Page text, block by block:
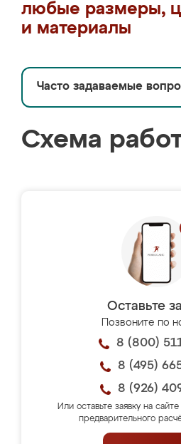
любые размеры,
и материалы
Часто задаваемые
Схема
Оставьте
Позвоните по
8 (800)
8 (495)
8 (926)
Или оставьте заявку на
предварительного